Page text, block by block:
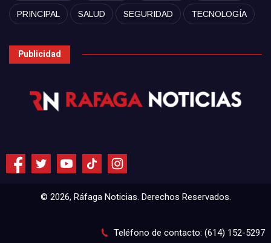
PRINCIPAL SALUD SEGURIDAD TECNOLOGÍA
Publicidad
© 2026, Ráfaga Noticias. Derechos Reservados.
Teléfono de contacto: (614) 152-5297